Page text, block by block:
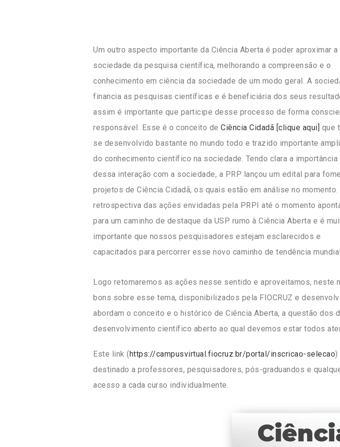
Um outro aspecto importante da Ciência Aberta é poder aproximar a
sociedade da pesquisa científica, melhorando a compreensão e o
conhecimento em ciência da sociedade de um modo geral. A
financia as pesquisas científicas e é beneficiária dos seus
assim é importante que participe desse processo de forma
responsável. Esse é o conceito de Ciência Cidadã [clique aqui] que
se desenvolvido bastante no mundo todo e trazido importante
do conhecimento científico na sociedade. Tendo clara a importância
dessa interação com a sociedade, a PRP lançou um edital para
projetos de Ciência Cidadã, os quais estão em análise no momento.
retrospectiva das ações envidadas pela PRPI até o momento
para um caminho de destaque da USP rumo à Ciência Aberta e é
importante que nossos pesquisadores estejam esclarecidos e
capacitados para percorrer esse novo caminho de tendência
Logo retomaremos as ações nesse sentido e aproveitamos, neste
bons sobre esse tema, disponibilizados pela FIOCRUZ e
abordam o conceito e o histórico de Ciência Aberta, a questão
desenvolvimento científico aberto ao qual devemos estar todos
Este link ( https://campusvirtual.fiocruz.br/portal/inscricao-selecao)
destinado a professores, pesquisadores, pós-graduandos e
acesso a cada curso individualmente.